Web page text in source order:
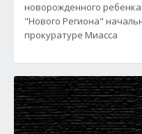
новорожденного
"Нового Региона"
прокуратуре Миасса